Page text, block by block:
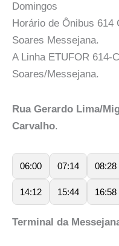
Domingos
Horário de Ônibus 614
Soares Messejana.
A Linha ETUFOR 614-
Soares/Messejana.
Rua Gerardo Lima/
Carvalho.
06:00 07:14 08:28
14:12 15:44 16:58
Terminal da